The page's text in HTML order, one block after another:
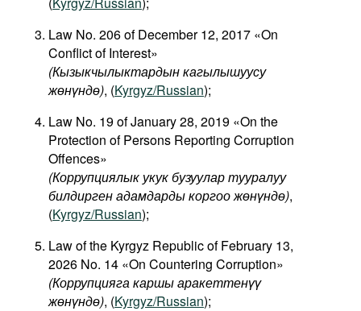
Law No. 206 of December 12, 2017 «On
Conflict of Interest»
(Кызыкчылыктардынкагылышуусу
жөнүндө), (Kyrgyz/Russian);
Law No. 19 of January 28, 2019 «On the
Protection of Persons Reporting Corruption
Offences»
(Коррупциялык укук бузуулар тууралуу
билдирген адамдарды коргоо жөнүндө),
(Kyrgyz/Russian);
Law of the Kyrgyz Republic of February 13,
2026 No. 14 «On Countering Corruption»
(Коррупцияга каршы аракеттенүү
жөнүндө), (Kyrgyz/Russian);